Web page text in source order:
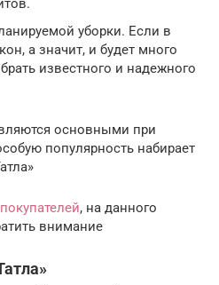
уборки. Если в
а значит, и будет много
известного и надежного
основными при
популярность набирает
, на данного
внимание